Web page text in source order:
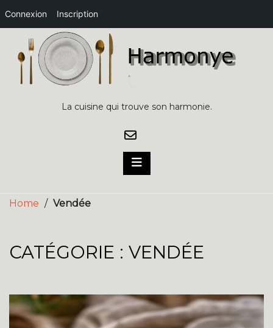
Connexion Inscription
content
La cuisine qui trouve son harmonie.
Home / Vendée
CATÉGORIE : VENDÉE